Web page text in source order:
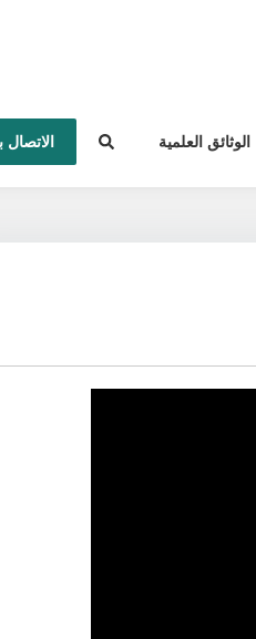
الوثائق العلمية الاتصال